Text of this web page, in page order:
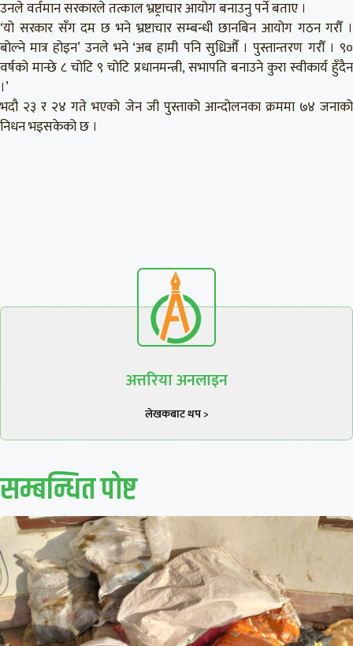
उनले वर्तमान सरकारले तत्काल भ्रष्ट्राचार आयोग बनाउनु पर्ने बताए ।
‘यो सरकार सँग दम छ भने भ्रष्टाचार सम्बन्धी छानबिन आयोग गठन गरौँ ।
बोल्ने मात्र होइन’ उनले भने ‘अब हामी पनि सुध्रिऔँ । पुस्तान्तरण गरौँ । ९०
वर्षको मान्छे ८ चोटि ९ चोटि प्रधानमन्त्री, सभापति बनाउने कुरा स्वीकार्य हुँदैन
।’
भदौ २३ र २४ गते भएको जेन जी पुस्ताको आन्दोलनका क्रममा ७४ जनाको
निधन भइसकेको छ ।
अत्तरिया अनलाइन
लेखकबाट थप >
सम्बन्धित पाेष्ट